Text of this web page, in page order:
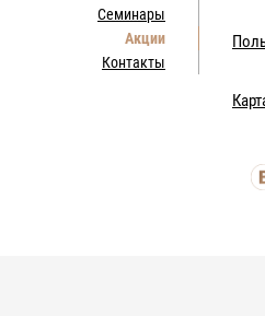
Семинары
Акции
Контакты